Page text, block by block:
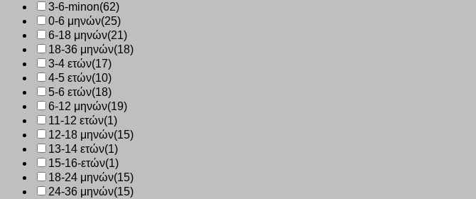
3-6-minon(62)
0-6 μηνών(25)
6-18 μηνών(21)
18-36 μηνών(18)
3-4 ετών(17)
4-5 ετών(10)
5-6 ετών(18)
6-12 μηνών(19)
11-12 ετών(1)
12-18 μηνών(15)
13-14 ετών(1)
15-16-ετών(1)
18-24 μηνών(15)
24-36 μηνών(15)